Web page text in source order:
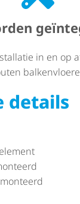
in en op
details